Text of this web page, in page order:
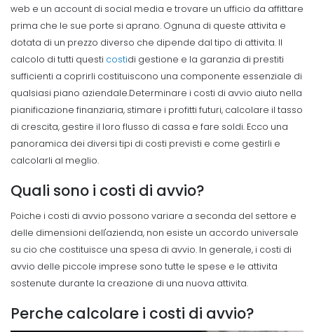
web e un account di social media e trovare un ufficio da affittare
prima che le sue porte si aprano. Ognuna di queste attivita e
dotata di un prezzo diverso che dipende dal tipo di attivita. Il
calcolo di tutti questi costidi gestione e la garanzia di prestiti
sufficienti a coprirli costituiscono una componente essenziale di
qualsiasi piano aziendale.Determinare i costi di avvio aiuto nella
pianificazione finanziaria, stimare i profitti futuri, calcolare il tasso
di crescita, gestire il loro flusso di cassa e fare soldi. Ecco una
panoramica dei diversi tipi di costi previsti e come gestirli e
calcolarli al meglio.
Quali sono i costi di avvio?
Poiche i costi di avvio possono variare a seconda del settore e
delle dimensioni dell'azienda, non esiste un accordo universale
su cio che costituisce una spesa di avvio. In generale, i costi di
avvio delle piccole imprese sono tutte le spese e le attivita
sostenute durante la creazione di una nuova attivita.
Perche calcolare i costi di avvio?